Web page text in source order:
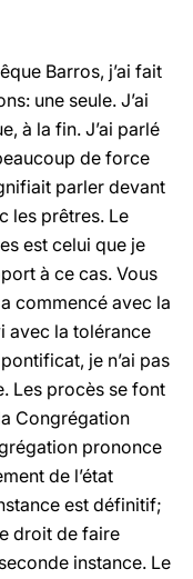
Barros, j’ai fait
une seule. J’ai
à la fin. J’ai parlé
de force
parler devant
les prêtres. Le
est celui que je
à ce cas. Vous
commencé avec la
avec la tolérance
je n’ai pas
Les procès se font
Congrégation
prononce
de l’état
est définitif;
droit de faire
instance. Le